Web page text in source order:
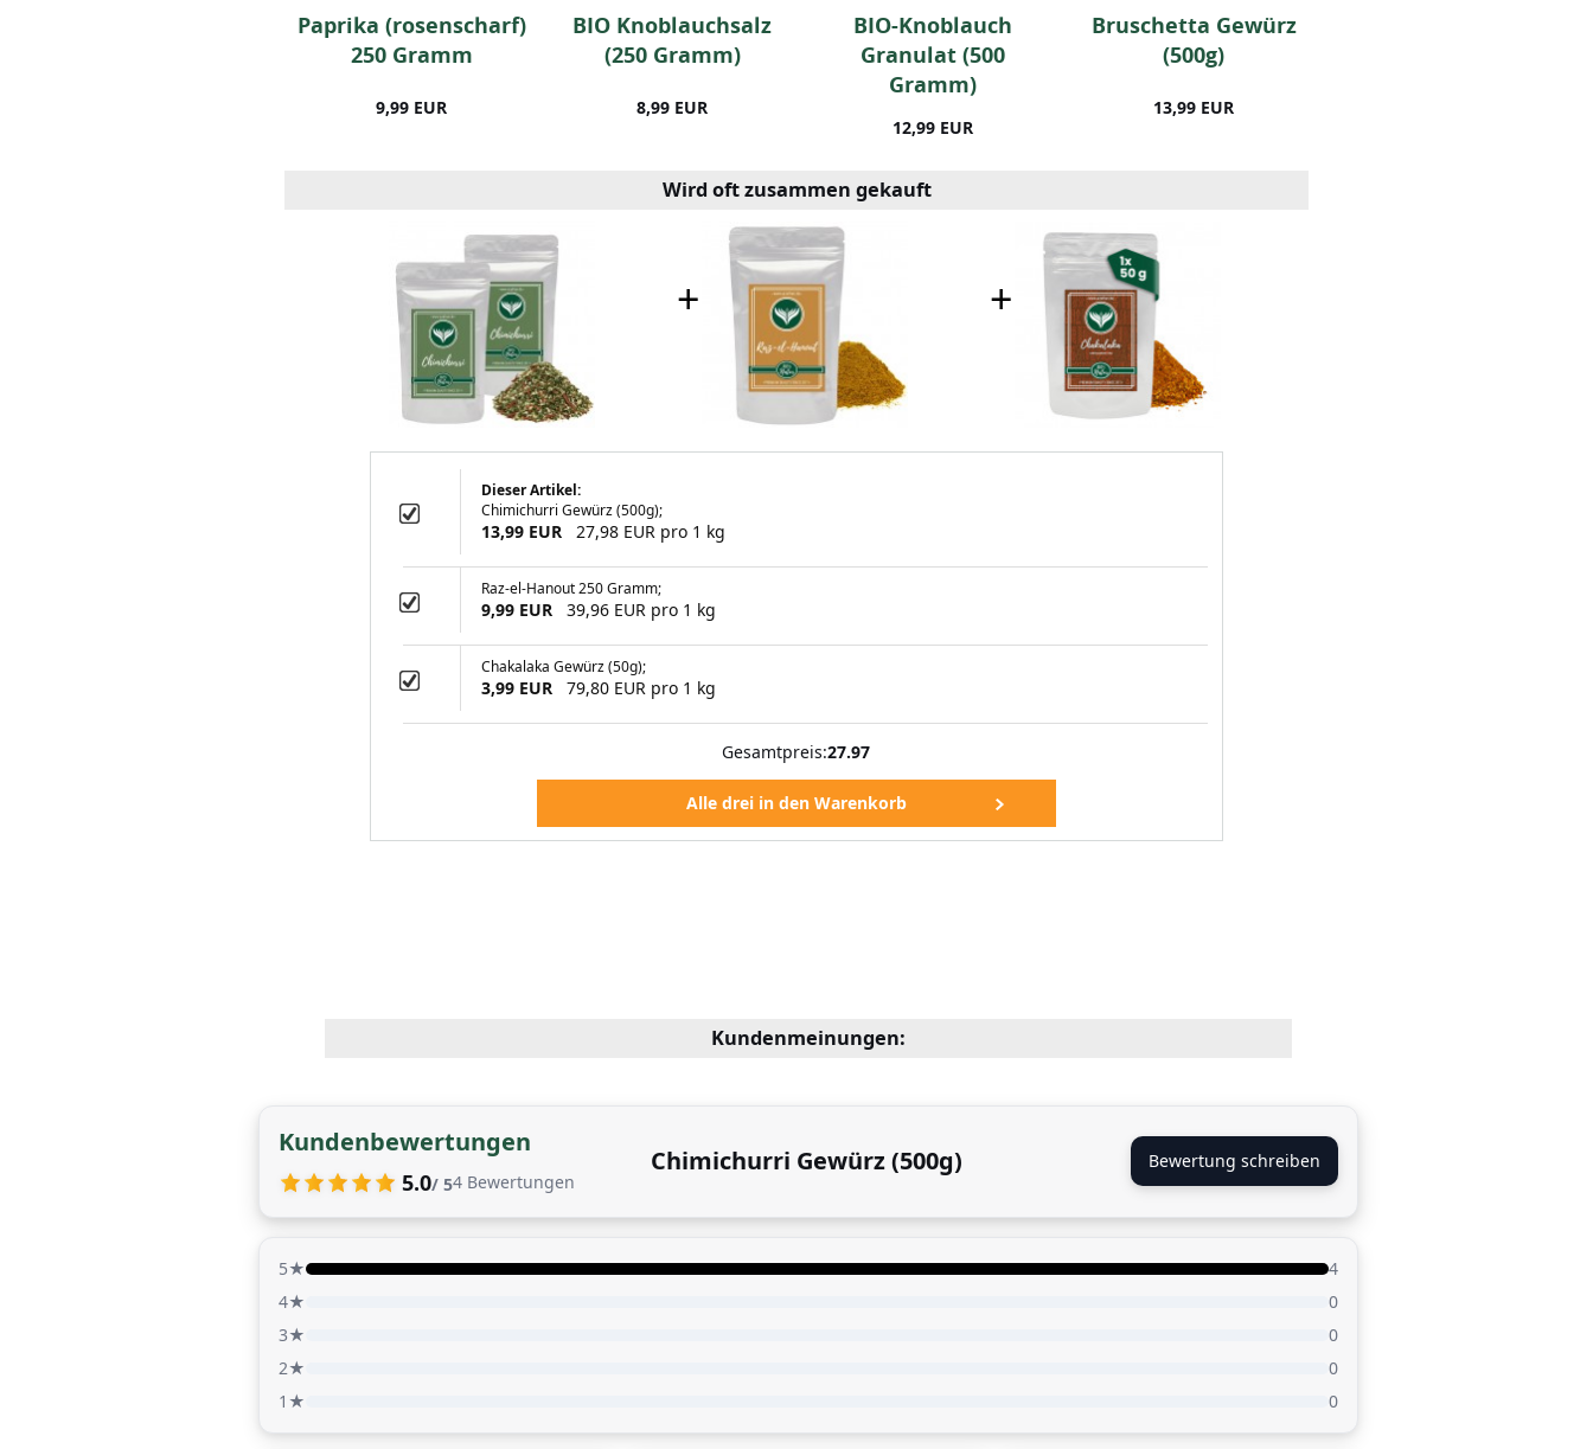
Paprika (rosenscharf)
250 Gramm
9,99 EUR
BIO Knoblauchsalz
(250 Gramm)
8,99 EUR
BIO-Knoblauch
Granulat (500
Gramm)
12,99 EUR
Bruschetta Gewürz
(500g)
13,99 EUR
Wird oft zusammen gekauft
+ +
Dieser Artikel:
Chimichurri Gewürz (500g);
13,99 EUR 27,98 EUR pro 1 kg
Raz-el-Hanout 250 Gramm;
9,99 EUR 39,96 EUR pro 1 kg
Chakalaka Gewürz (50g);
3,99 EUR 79,80 EUR pro 1 kg
Gesamtpreis:27.97
Kundenmeinungen:
Kundenbewertungen
5.0/ 54 Bewertungen
Chimichurri Gewürz (500g) Bewertung schreiben
5★
4
4★
0
3★
0
2★
0
1★
0